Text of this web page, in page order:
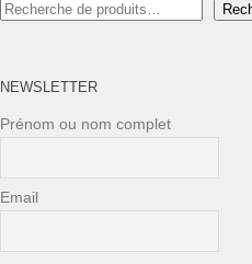
NEWSLETTER
Prénom ou nom complet
Email